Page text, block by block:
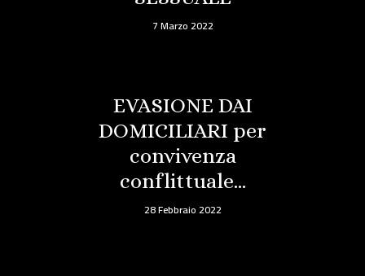
7 Marzo 2022
EVASIONE DAI
DOMICILIARI per
convivenza
conflittuale…
28 Febbraio 2022